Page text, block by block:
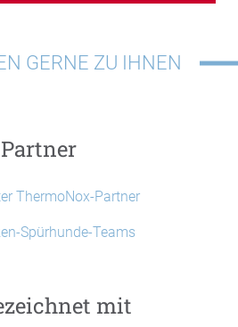
GERNE ZU IHNEN
Partner
ThermoNox-Partner
Spürhunde-Teams
mit